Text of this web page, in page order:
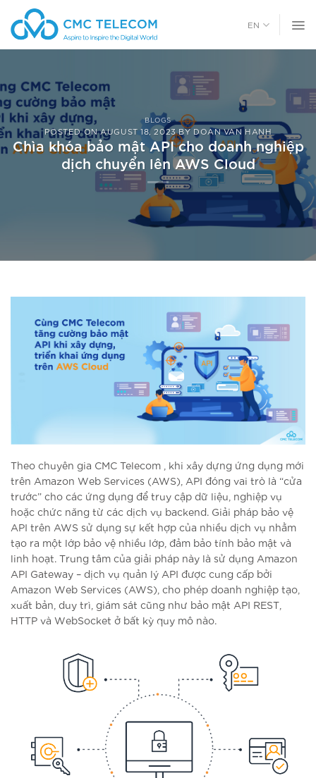
qua
nội
dung
EN
BLOGS
POSTED ONAUGUST 18, 2023 BY DOAN VAN HANH
Chìa khóa bảo mật API cho doanh nghiệp
dịch chuyển lên AWS Cloud
Theo chuyên gia CMC Telecom , khi xây dựng ứng dụng mới
trên Amazon Web Services (AWS), API đóng vai trò là “cửa
trước” cho các ứng dụng để truy cập dữ liệu, nghiệp vụ
hoặc chức năng từ các dịch vụ backend. Giải pháp bảo vệ
API trên AWS sử dụng sự kết hợp của nhiều dịch vụ nhằm
tạo ra một lớp bảo vệ nhiều lớp, đảm bảo tính bảo mật và
linh hoạt. Trung tâm của giải pháp này là sử dụng Amazon
API Gateway – dịch vụ quản lý API được cung cấp bởi
Amazon Web Services (AWS), cho phép doanh nghiệp tạo,
xuất bản, duy trì, giám sát cũng như bảo mật API REST,
HTTP và WebSocket ở bất kỳ quy mô nào.